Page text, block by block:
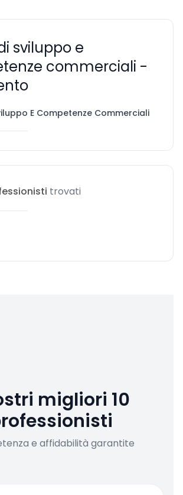
sviluppo e
commerciali -
E Competenze Commerciali
trovati
migliori 10
e affidabilità garantite